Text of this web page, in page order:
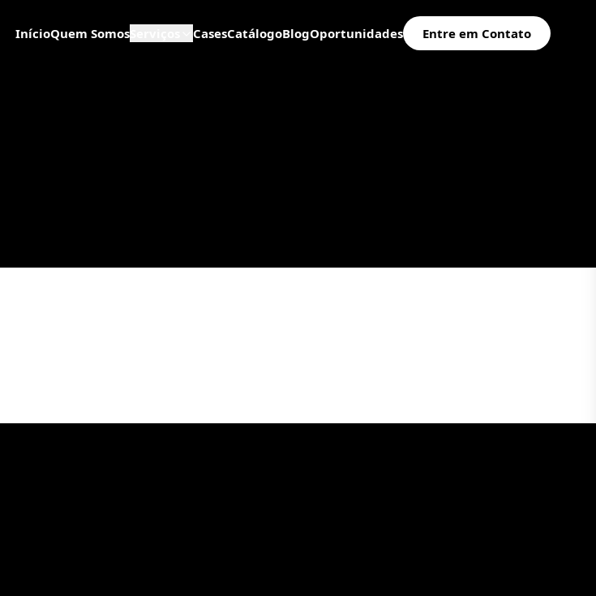
InícioQuem Somos CasesCatálogoBlogOportunidades Entre em Contato